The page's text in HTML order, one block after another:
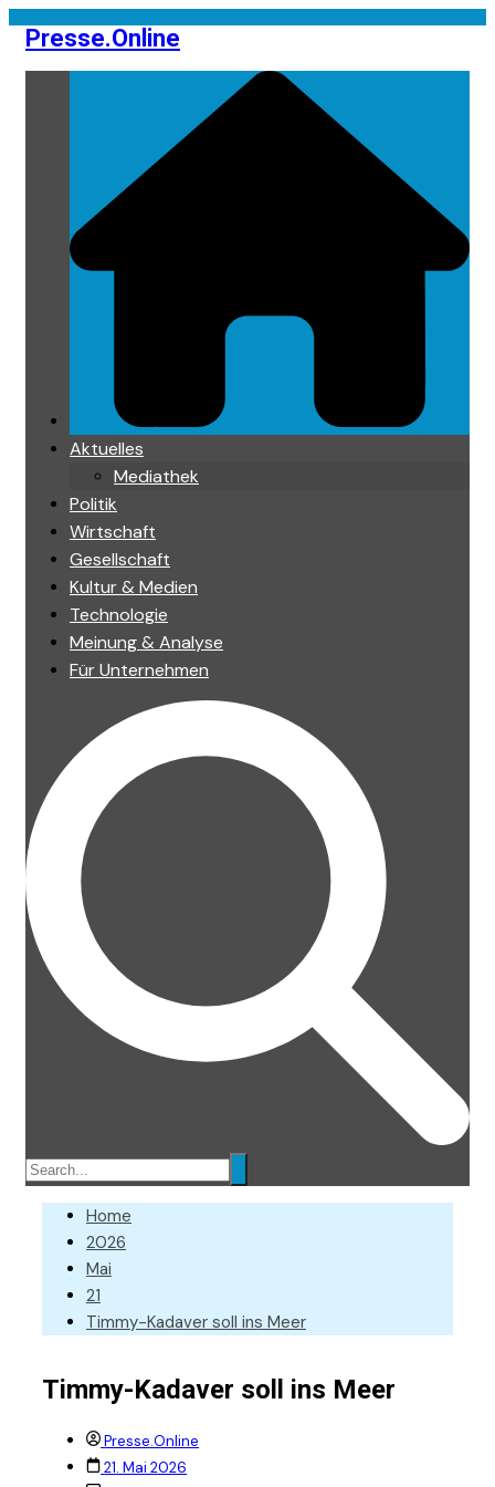
Skip
content
Presse.Online
Aktuelles
Mediathek
Politik
Wirtschaft
Gesellschaft
Kultur & Medien
Technologie
Meinung & Analyse
Für Unternehmen
Home
2026
Mai
21
Timmy-Kadaver soll ins Meer
Timmy-Kadaver soll ins Meer
Presse.Online
21. Mai 2026